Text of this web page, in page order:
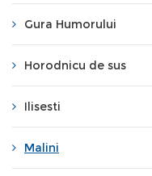
Gura Humorului
Horodnicu de sus
Ilisesti
Malini